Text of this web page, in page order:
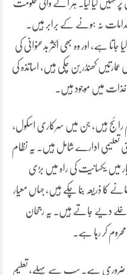
پر نہیں لیا گیا۔ ہر آنے والی حکومت
نہ ہونے کے برابر ہیں۔
ہے، اور وہ بھی اکثر بدعنوانی کی
کھنڈر بن چکی ہیں، اساتذہ کی
میں موجود ہیں۔
رائج ہیں، جن میں سرکاری اسکول،
تعلیمی ادارے شامل ہیں۔ یہ نظام
میں یکسانیت کی راہ میں بڑی
کا ذریعہ بنا چکے ہیں، جہاں معیار
داخلے دیے جاتے ہیں۔ یہ رجحان
کر رہا ہے۔
ضروری ہے۔ سب سے پہلے، تعلیم